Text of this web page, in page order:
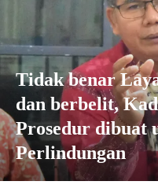
Tidak benar
dan berbelit,
Prosedur dibuat
Perlindungan